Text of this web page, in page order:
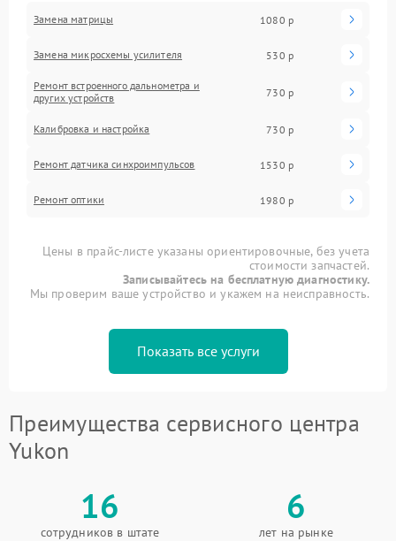
Замена матрицы 1080 р
Замена микросхемы усилителя 530 р
Ремонт встроенного дальнометра и
других устройств
730 р
Калибровка и настройка 730 р
Ремонт датчика синхроимпульсов 1530 р
Ремонт оптики 1980 р
Цены в прайс-листе указаны ориентировочные, без учета
стоимости запчастей.
Записывайтесь на бесплатную диагностику.
Мы проверим ваше устройство и укажем на неисправность.
Показать все услуги
Преимущества сервисного центра
Yukon
16
сотрудников в штате
6
лет на рынке